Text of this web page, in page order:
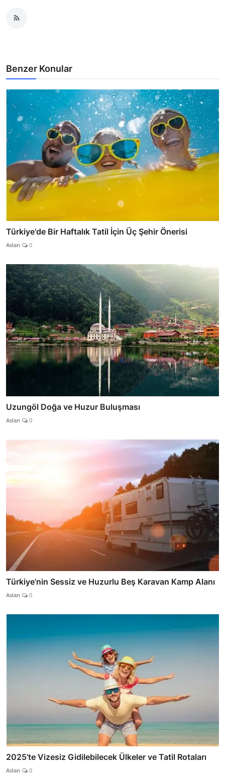
Benzer Konular
Türkiye'de Bir Haftalık Tatil İçin Üç Şehir Önerisi
Aslan 0
Uzungöl Doğa ve Huzur Buluşması
Aslan 0
Türkiye’nin Sessiz ve Huzurlu Beş Karavan Kamp Alanı
Aslan 0
2025’te Vizesiz Gidilebilecek Ülkeler ve Tatil Rotaları
Aslan 0